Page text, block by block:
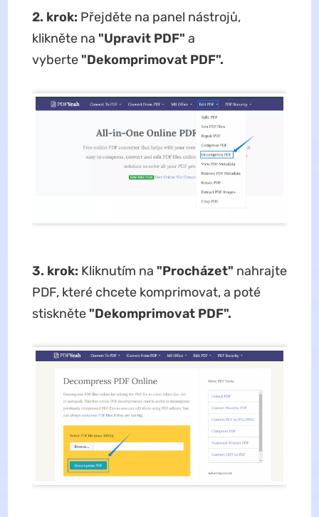
2. krok: Přejděte na panel nástrojů,
klikněte na "Upravit PDF" a
vyberte "Dekomprimovat PDF".
3. krok: Kliknutím na "Procházet" nahrajte
PDF, které chcete komprimovat, a poté
stiskněte "Dekomprimovat PDF".